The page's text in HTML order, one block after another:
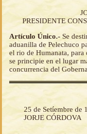
PRESIDENTE
Artículo Único.- Se
aduanilla de Pelechuco
el rio de Humanata,
se principie en el lugar
concurrencia del
25 de Setíembre de
JORJE CÓRDOVA